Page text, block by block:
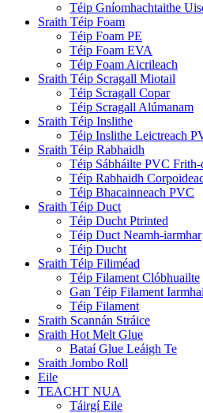
Téip Gníomhachtaithe
Sraith Téip Foam
Téip Foam PE
Téip Foam EVA
Téip Foam Aicrileach
Sraith Téip Scragall Miotail
Téip Scragall Copar
Téip Scragall Alúmanam
Sraith Téip Inslithe
Téip Inslithe Leictreach
Sraith Téip Rabhaidh
Téip Sábháilte PVC
Téip Rabhaidh
Téip Bhacainneach PVC
Sraith Téip Duct
Téip Ducht Ptrinted
Téip Duct Neamh-iarmhar
Téip Ducht
Sraith Téip Filiméad
Téip Filament Clóbhuailte
Gan Téip Filament
Téip Filament
Sraith Scannán Stráice
Sraith Hot Melt Glue
Bataí Glue Leáigh Te
Sraith Jombo Roll
Eile
TEACHT NUA
Táirgí Eile